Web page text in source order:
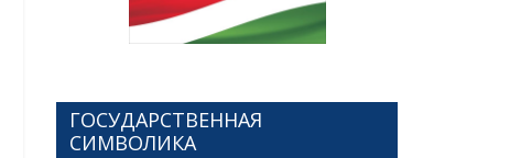
ГОСУДАРСТВЕННАЯ
СИМВОЛИКА